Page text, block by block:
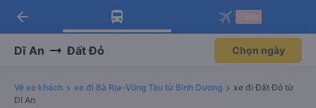
Tải app Vexere ngay!
Nhận ưu đãi thành viên độc
Mở app
Tải app Vexere
-30k/ghế khi đặt vé máy bay qua
Mở app
arrow_back
Dĩ An Đất Đỏ Chọn ngày
Vé xe khách xe đi Bà Rịa-Vũng Tàu từ Bình Dương
xe đi Đất Đỏ từ
Dĩ An